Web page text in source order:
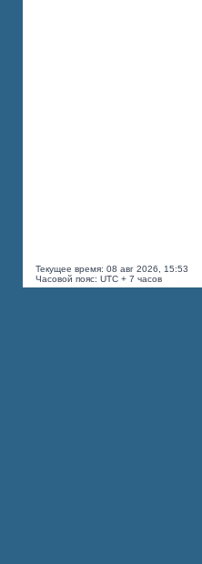
Текущее время: 08 авг 2026, 15:53
Часовой пояс: UTC + 7 часов